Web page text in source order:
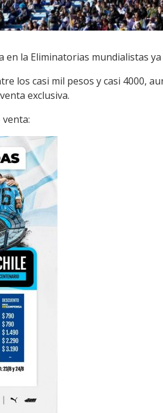
en la Eliminatorias mundialistas
los casi mil pesos y casi 4000,
exclusiva.